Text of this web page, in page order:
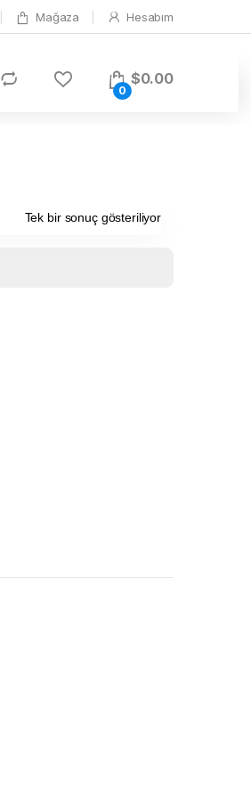
Mağaza Hesabım
0
$0.00
Tek bir sonuç gösteriliyor